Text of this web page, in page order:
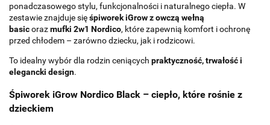
ponadczasowego stylu, funkcjonalności i naturalnego ciepła. W
zestawie znajduje sięśpiworek iGrow z owczą wełną
basicorazmufki 2w1 Nordico, które zapewnią komfort i ochronę
przed chłodem – zarówno dziecku, jak i rodzicowi.
To idealny wybór dla rodzin ceniących praktyczność, trwałość i
elegancki design.
Śpiworek iGrow Nordico Black – ciepło, które rośnie z
dzieckiem